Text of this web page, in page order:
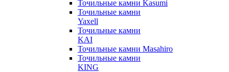
Точильные камни Kasumi
Точильные камни
Yaxell
Точильные камни
KAI
Точильные камни Masahiro
Точильные камни
KING